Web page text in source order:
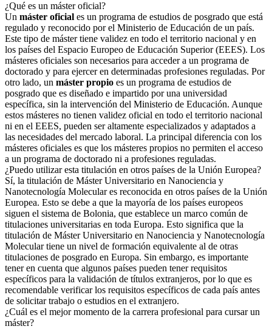
¿Qué es un máster oficial?
Un máster oficial es un programa de estudios de posgrado que está
regulado y reconocido por el Ministerio de Educación de un país.
Este tipo de máster tiene validez en todo el territorio nacional y en
los países del Espacio Europeo de Educación Superior (EEES). Los
másteres oficiales son necesarios para acceder a un programa de
doctorado y para ejercer en determinadas profesiones reguladas. Por
otro lado, un máster propio es un programa de estudios de
posgrado que es diseñado e impartido por una universidad
específica, sin la intervención del Ministerio de Educación. Aunque
estos másteres no tienen validez oficial en todo el territorio nacional
ni en el EEES, pueden ser altamente especializados y adaptados a
las necesidades del mercado laboral. La principal diferencia con los
másteres oficiales es que los másteres propios no permiten el acceso
a un programa de doctorado ni a profesiones reguladas.
¿Puedo utilizar esta titulación en otros países de la Unión Europea?
Sí, la titulación de Máster Universitario en Nanociencia y
Nanotecnología Molecular es reconocida en otros países de la Unión
Europea. Esto se debe a que la mayoría de los países europeos
siguen el sistema de Bolonia, que establece un marco común de
titulaciones universitarias en toda Europa. Esto significa que la
titulación de Máster Universitario en Nanociencia y Nanotecnología
Molecular tiene un nivel de formación equivalente al de otras
titulaciones de posgrado en Europa. Sin embargo, es importante
tener en cuenta que algunos países pueden tener requisitos
específicos para la validación de títulos extranjeros, por lo que es
recomendable verificar los requisitos específicos de cada país antes
de solicitar trabajo o estudios en el extranjero.
¿Cuál es el mejor momento de la carrera profesional para cursar un
máster?